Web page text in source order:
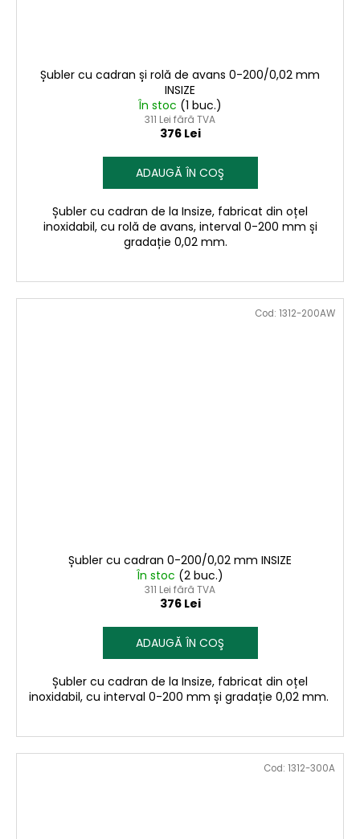
Șubler cu cadran și rolă de avans 0-200/0,02 mm
INSIZE
În stoc (1 buc.)
311 Lei fără TVA
376 Lei
ADAUGĂ ÎN COŞ
Șubler cu cadran de la Insize, fabricat din oțel
inoxidabil, cu rolă de avans, interval 0-200 mm și
gradație 0,02 mm.
Șubler cu cadran 0-200/0,02 mm INSIZE
În stoc (2 buc.)
311 Lei fără TVA
376 Lei
ADAUGĂ ÎN COŞ
Șubler cu cadran de la Insize, fabricat din oțel
inoxidabil, cu interval 0-200 mm și gradație 0,02 mm.
Cod: 1312-200AW
Cod: 1312-300A